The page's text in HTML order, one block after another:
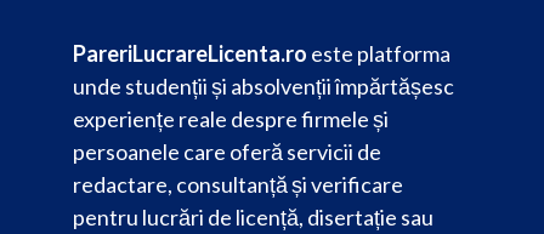
PareriLucrareLicenta.ro este platforma
unde studenții și absolvenții împărtășesc
experiențe reale despre firmele și
persoanele care oferă servicii de
redactare, consultanță și verificare
pentru lucrări de licență, disertație sau